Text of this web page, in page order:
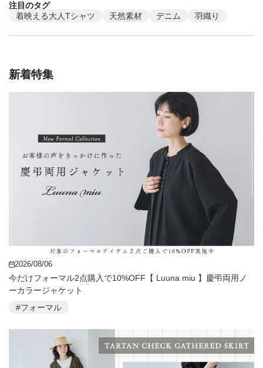
注目のタグ
着映える大人Tシャツ
天然素材 デニム 羽織り
新着特集
2026/08/06
今だけフォーマル2点購入で10%OFF【 Luuna miu 】慶弔両用ノ
ーカラージャケット
#フォーマル